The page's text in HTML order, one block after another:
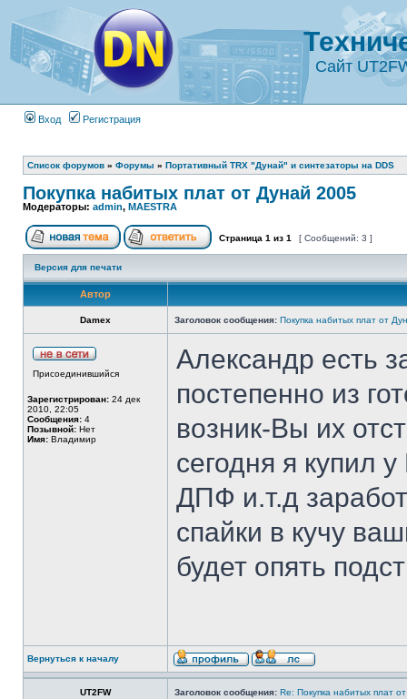
Сайт
Вход Регистрация
Список форумов » Форумы » Портативный TRX "Дунай" и синтезаторы на DDS
Покупка набитых плат от Дунай 2005
Модераторы: admin, MAESTRA
Страница 1 из 1 [ Сообщений: 3 ]
Версия для печати
Автор
Damex Заголовок сообщения: Покупка набитых плат от
Присоединившийся
Зарегистрирован: 24 дек
2010, 22:05
Сообщения: 4
Позывной: Нет
Имя: Владимир
Александр есть
постепенно из
возник-Вы их
сегодня я купил
ДПФ и.т.д
спайки в кучу
будет опять
Вернуться к началу
UT2FW Заголовок сообщения: Re: Покупка набитых плат